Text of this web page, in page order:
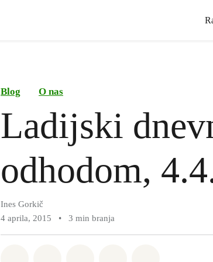
Blog O nas
Ladijski
odhodom,
Ines Gorkič
4 aprila, 2015
• 3 min branja